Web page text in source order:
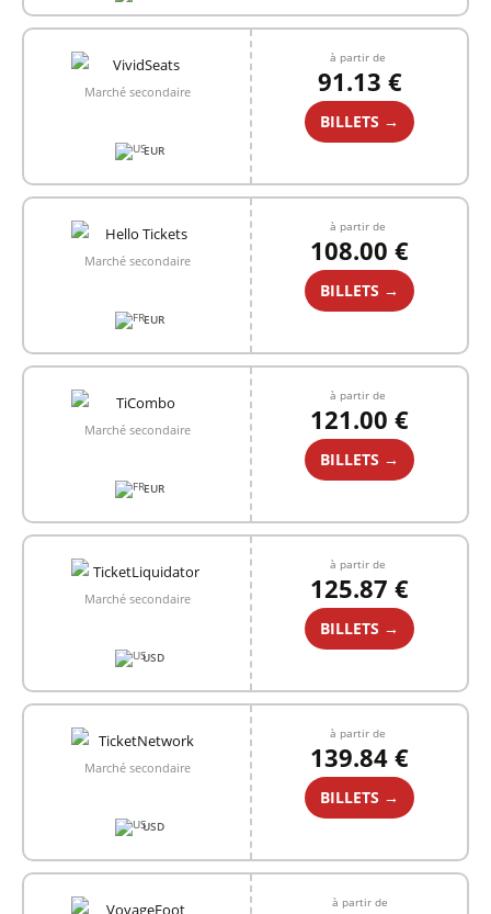
Marché secondaire
EUR
à partir de
91.13 €
BILLETS →
Marché secondaire
EUR
à partir de
108.00 €
BILLETS →
Marché secondaire
EUR
à partir de
121.00 €
BILLETS →
Marché secondaire
USD
à partir de
125.87 €
BILLETS →
Marché secondaire
USD
à partir de
139.84 €
BILLETS →
à partir de